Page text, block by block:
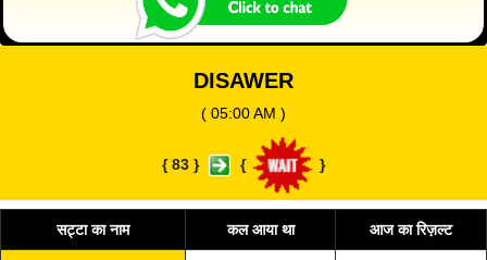
DISAWER
( 05:00 AM )
{83 } { }
सट्टा का नाम कल आया था आज का रिज़ल्ट